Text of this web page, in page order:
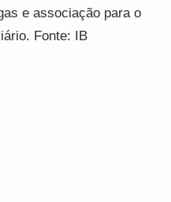
e associação para o
Fonte: IB